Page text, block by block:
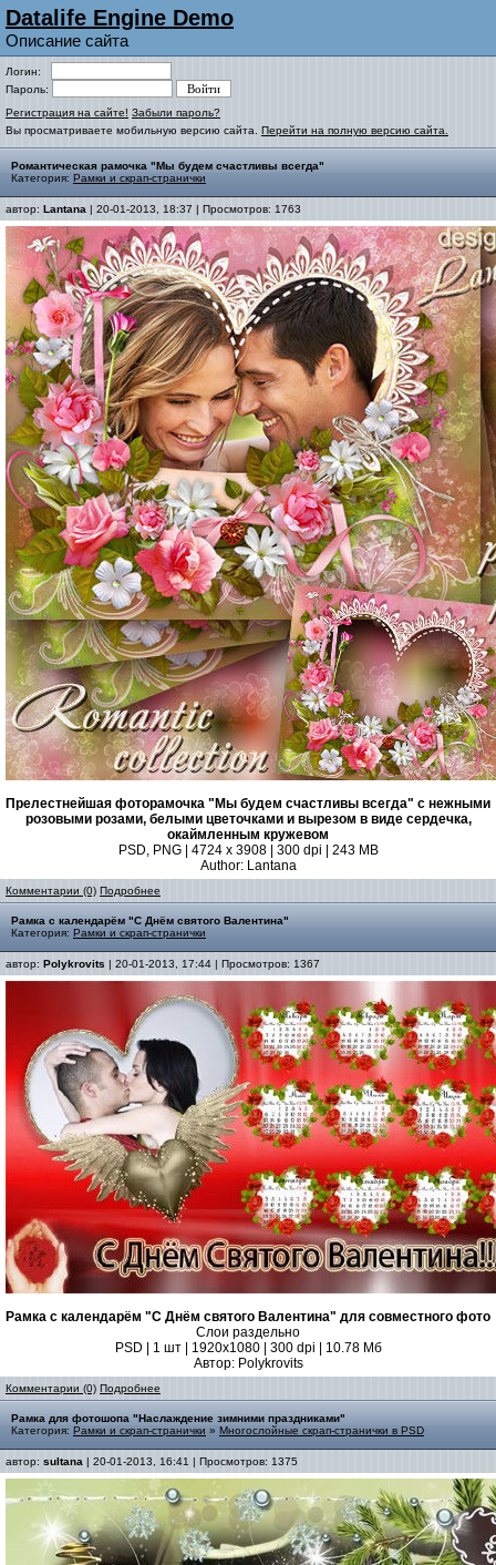
Datalife Engine Demo
Описание сайта
Логин:
Пароль:
Регистрация на сайте! Забыли пароль?
Вы просматриваете мобильную версию сайта. Перейти на полную версию сайта.
Романтическая рамочка "Мы будем счастливы всегда"
Категория: Рамки и скрап-странички
автор: Lantana | 20-01-2013, 18:37 | Просмотров: 1763
Прелестнейшая фоторамочка "Мы будем счастливы всегда" с нежными
розовыми розами, белыми цветочками и вырезом в виде сердечка,
окаймленным кружевом
PSD, PNG | 4724 x 3908 | 300 dpi | 243 MB
Author: Lantana
Комментарии (0) Подробнее
Рамка с календарём "С Днём святого Валентина"
Категория: Рамки и скрап-странички
автор: Polykrovits | 20-01-2013, 17:44 | Просмотров: 1367
Рамка с календарём "С Днём святого Валентина" для совместного фото
Слои раздельно
PSD | 1 шт | 1920x1080 | 300 dpi | 10.78 Mб
Автор: Polykrovits
Комментарии (0) Подробнее
Рамка для фотошопа "Наслаждение зимними праздниками"
Категория: Рамки и скрап-странички » Многослойные скрап-странички в PSD
автор: sultana | 20-01-2013, 16:41 | Просмотров: 1375